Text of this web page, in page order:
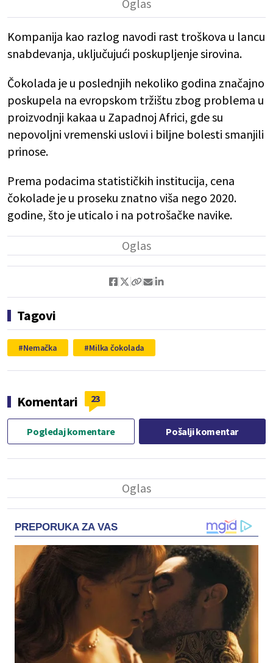
Kompanija kao razlog navodi rast troškova u lancu
snabdevanja, uključujući poskupljenje sirovina.
Čokolada je u poslednjih nekoliko godina značajno
poskupela na evropskom tržištu zbog problema u
proizvodnji kakaa u Zapadnoj Africi, gde su
nepovoljni vremenski uslovi i biljne bolesti smanjili
prinose.
Prema podacima statističkih institucija, cena
čokolade je u proseku znatno viša nego 2020.
godine, što je uticalo i na potrošačke navike.
Tagovi
Nemačka Milka čokolada
Komentari 23
Pogledaj komentare Pošalji komentar
PREPORUKA ZA VAS